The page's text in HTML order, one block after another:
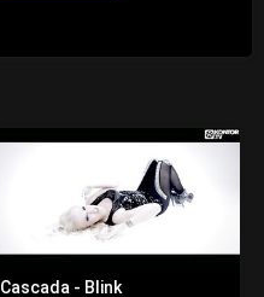
Cascada - Blink